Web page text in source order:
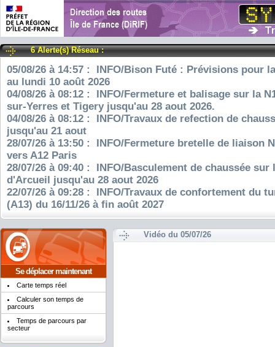
6 Alerte(s) Réseau :
05/08/26 à 14:57 : INFO/Bison Futé : Prévisions pour
au lundi 10 août 2026
04/08/26 à 08:12 : INFO/Fermeture et balisage sur la
sur-Yerres et Tigery jusqu'au 28 aout 2026.
04/08/26 à 08:12 : INFO/Travaux de refection de
jusqu'au 21 aout
28/07/26 à 13:50 : INFO/Fermeture bretelle de liaison
vers A12 Paris
28/07/26 à 09:40 : INFO/Basculement de chaussée sur
d'Arcueil jusqu'au 28 aout 2026
22/07/26 à 09:28 : INFO/Travaux de confortement du
(A13) du 16/11/26 à fin août 2027
Se déplacer maintenant
Carte temps réel
Calculer son temps de
parcours
Temps de parcours par
secteur
Vidéo du 05/07/26